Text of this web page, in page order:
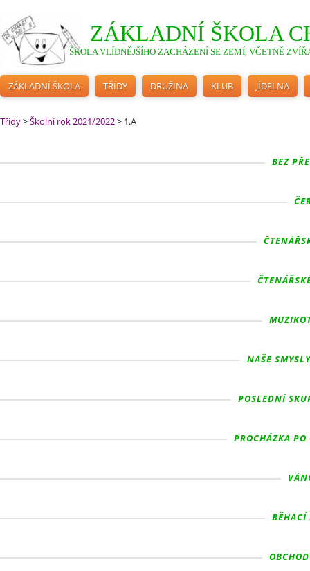
ZÁKLADNÍ ŠKOLA
ŠKOLA VLÍDNĚJŠÍHO ZACHÁZENÍ SE ZEMÍ, VČETNĚ
ZÁKLADNÍ ŠKOLA TŘÍDY DRUŽINA KLUB JÍDELNA
Třídy>Školní rok 2021/2022> 1.A
BEZ
NAŠE
POSLEDNÍ
PROCHÁZKA